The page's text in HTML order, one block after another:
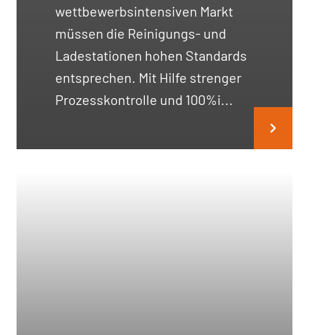
wettbewerbsintensiven Markt
müssen die Reinigungs- und
Ladestationen hohen Standards
entsprechen. Mit Hilfe strenger
Prozesskontrolle und 100%i...